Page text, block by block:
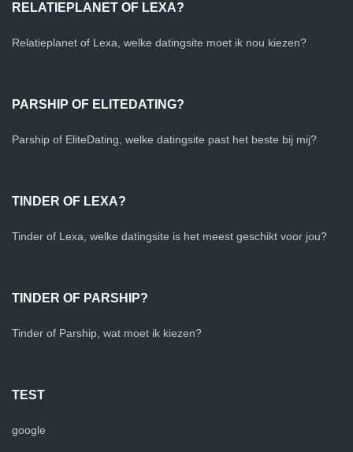
RELATIEPLANET OF LEXA?
Relatieplanet of Lexa, welke datingsite moet ik nou kiezen?
PARSHIP OF ELITEDATING?
Parship of EliteDating, welke datingsite past het beste bij mij?
TINDER OF LEXA?
Tinder of Lexa, welke datingsite is het meest geschikt voor jou?
TINDER OF PARSHIP?
Tinder of Parship, wat moet ik kiezen?
TEST
google